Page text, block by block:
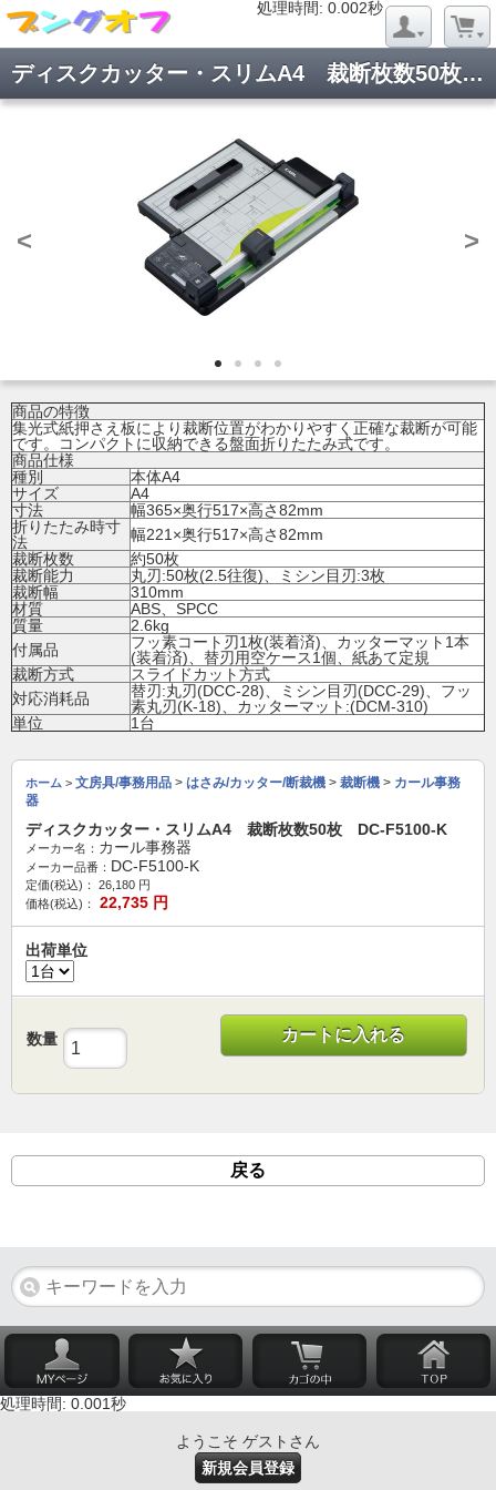
処理時間: 0.002秒
ディスクカッター・スリムA4 裁断枚数50枚 DC-F5100-K
< >
商品の特徴
集光式紙押さえ板により裁断位置がわかりやすく正確な裁断が可能
です。コンパクトに収納できる盤面折りたたみ式です。
商品仕様
種別
本体A4
サイズ
A4
寸法
幅365×奥行517×高さ82mm
折りたたみ時寸
法
幅221×奥行517×高さ82mm
裁断枚数
約50枚
裁断能力
丸刃:50枚(2.5往復)、ミシン目刃:3枚
裁断幅
310mm
材質
ABS、SPCC
質量
2.6kg
付属品
フッ素コート刃1枚(装着済)、カッターマット1本
(装着済)、替刃用空ケース1個、紙あて定規
裁断方式
スライドカット方式
対応消耗品
替刃:丸刃(DCC-28)、ミシン目刃(DCC-29)、フッ
素丸刃(K-18)、カッターマット:(DCM-310)
単位
1台
ホーム > 文房具/事務用品 > はさみ/カッター/断裁機 > 裁断機 > カール事務
器
ディスクカッター・スリムA4 裁断枚数50枚 DC-F5100-K
メーカー名： カール事務器
メーカー品番： DC-F5100-K
定価(税込)： 26,180 円
価格(税込)：
22,735 円
出荷単位
数量 カートに入れる
戻る
処理時間: 0.001秒
ようこそ ゲストさん
新規会員登録
処理時間: 0.022秒